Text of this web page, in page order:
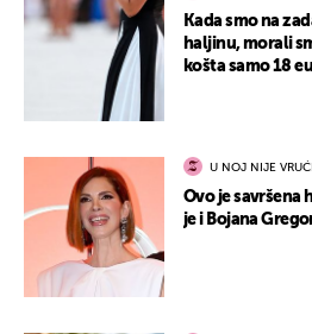
Kada smo na
haljinu, morali
košta samo 18
U NOJ NIJE
Ovo je savršena
je i Bojana